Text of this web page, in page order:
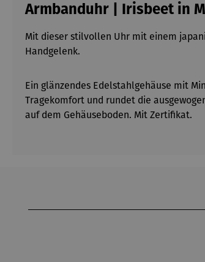
Armbanduhr | Irisbeet in
Mit dieser stilvollen Uhr mit einem
Handgelenk.
Ein glänzendes Edelstahlgehäuse mit
Tragekomfort und rundet die
auf dem Gehäuseboden. Mit Zertifikat.